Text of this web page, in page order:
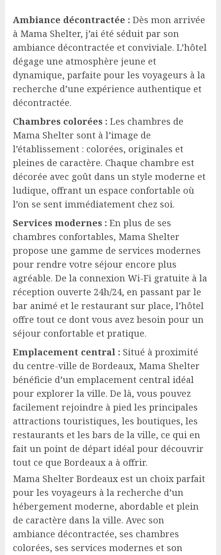
Ambiance décontractée : Dès mon arrivée
à Mama Shelter, j’ai été séduit par son
ambiance décontractée et conviviale. L’hôtel
dégage une atmosphère jeune et
dynamique, parfaite pour les voyageurs à la
recherche d’une expérience authentique et
décontractée.
Chambres colorées : Les chambres de
Mama Shelter sont à l’image de
l’établissement : colorées, originales et
pleines de caractère. Chaque chambre est
décorée avec goût dans un style moderne et
ludique, offrant un espace confortable où
l’on se sent immédiatement chez soi.
Services modernes : En plus de ses
chambres confortables, Mama Shelter
propose une gamme de services modernes
pour rendre votre séjour encore plus
agréable. De la connexion Wi-Fi gratuite à la
réception ouverte 24h/24, en passant par le
bar animé et le restaurant sur place, l’hôtel
offre tout ce dont vous avez besoin pour un
séjour confortable et pratique.
Emplacement central : Situé à proximité
du centre-ville de Bordeaux, Mama Shelter
bénéficie d’un emplacement central idéal
pour explorer la ville. De là, vous pouvez
facilement rejoindre à pied les principales
attractions touristiques, les boutiques, les
restaurants et les bars de la ville, ce qui en
fait un point de départ idéal pour découvrir
tout ce que Bordeaux a à offrir.
Mama Shelter Bordeaux est un choix parfait
pour les voyageurs à la recherche d’un
hébergement moderne, abordable et plein
de caractère dans la ville. Avec son
ambiance décontractée, ses chambres
colorées, ses services modernes et son